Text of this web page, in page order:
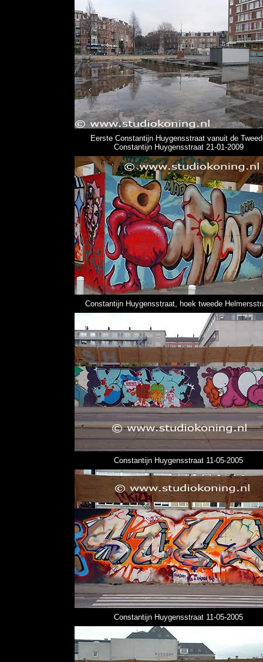
Eerste Constantijn Huygensstraat vanuit de
Constantijn Huygensstraat 21-01-2009
Constantijn Huygensstraat, hoek tweede
Constantijn Huygensstraat 11-05-2005
Constantijn Huygensstraat 11-05-2005